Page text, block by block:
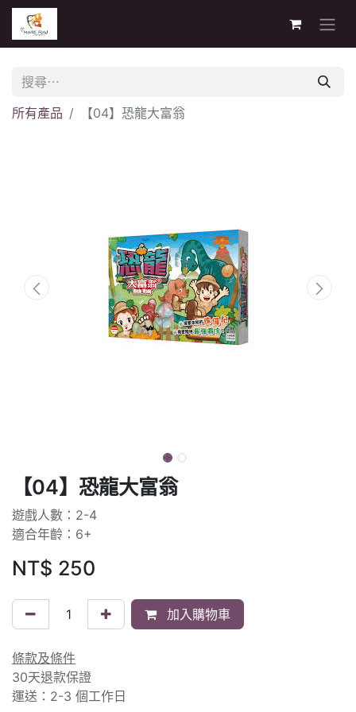
所有產品 【04】恐龍大富翁
【04】恐龍大富翁
遊戲人數：2-4
適合年齡：6+
NT$ 250
加入購物車
條款及條件
30天退款保證
運送：2-3 個工作日